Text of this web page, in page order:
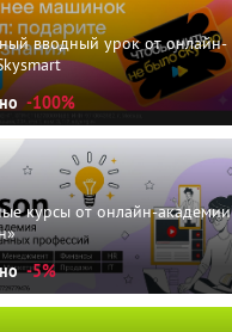
вводный урок от онлайн-
-100%
курсы от онлайн-академии
-5%